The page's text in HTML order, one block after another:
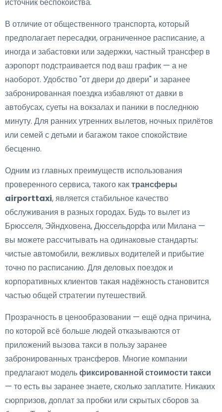
В отличие от общественного транспорта, который
предполагает пересадки, ограниченное расписание, а
иногда и забастовки или задержки, частный трансфер в
аэропорт подстраивается под ваш график — а не
наоборот. Удобство "от двери до двери" и заранее
забронированная поездка избавляют от давки в
автобусах, суеты на вокзалах и паники в последнюю
минуту. Для ранних утренних вылетов, ночных прилётов
или семей с детьми и багажом такое спокойствие
бесценно.
Одним из главных преимуществ использования
проверенного сервиса, такого кактрансферы
airporttaxi, является стабильное качество
обслуживания в разных городах. Будь то вылет из
Брюсселя, Эйндховена, Дюссельдорфа или Милана —
вы можете рассчитывать на одинаковые стандарты:
чистые автомобили, вежливых водителей и прибытие
точно по расписанию. Для деловых поездок и
корпоративных клиентов такая надёжность становится
частью общей стратегии путешествий.
Прозрачность в ценообразовании — ещё одна причина,
по которой всё больше людей отказываются от
приложений вызова такси в пользу заранее
забронированных трансферов. Многие компании
предлагают модельфиксированной стоимости такси
— то есть вы заранее знаете, сколько заплатите. Никаких
сюрпризов, доплат за пробки или скрытых сборов за